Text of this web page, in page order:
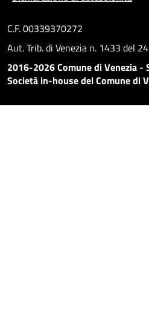
C.F. 00339370272
Aut. Trib. di Venezia n. 1433 del
2016-2026 Comune di Venezia -
Società in-house del Comune di